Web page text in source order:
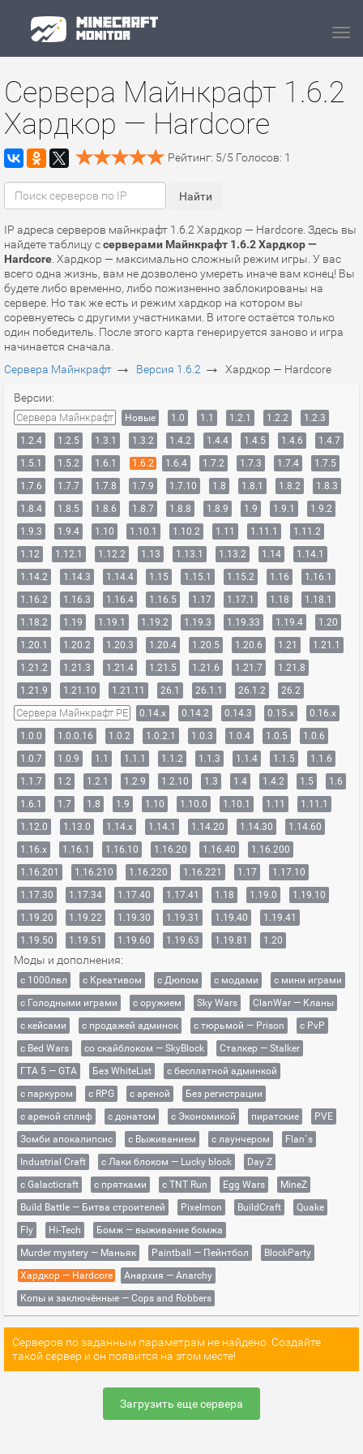
Сервера Майнкрафт 1.6.2
Хардкор — Hardcore
Рейтинг: 5/5 Голосов: 1
IP адреса серверов майнкрафт 1.6.2 Хардкор — Hardcore. Здесь вы
найдете таблицу ссерверами Майнкрафт 1.6.2 Хардкор —
Hardcore . Хардкор — максимально сложный режим игры. У вас
всего одна жизнь, вам не дозволено умереть иначе вам конец! Вы
будете либо временно, либо пожизненно заблокированы на
сервере. Но так же есть и режим хардкор на котором вы
соревнуетесь с другими участниками. В итоге остаётся только
один победитель. После этого карта генерируется заново и игра
начинается сначала.
Сервера Майнкрафт → Версия 1.6.2 → Хардкор — Hardcore
Версии:
Сервера Майнкрафт Новые 1.0 1.1 1.2.1 1.2.2
1.2.3
1.2.4
1.2.5 1.3.1 1.3.2 1.4.2 1.4.4 1.4.5 1.4.6
1.4.7
1.5.1
1.5.2 1.6.1 1.6.2 1.6.4 1.7.2 1.7.3 1.7.4
1.7.5
1.7.6
1.7.7 1.7.8 1.7.9 1.7.10 1.8 1.8.1 1.8.2
1.8.3
1.8.4
1.8.5 1.8.6 1.8.7 1.8.8 1.8.9 1.9 1.9.1
1.9.2
1.9.3
1.9.4 1.10 1.10.1 1.10.2 1.11 1.11.1
1.11.2
1.12
1.12.1 1.12.2 1.13 1.13.1 1.13.2 1.14
1.14.1
1.14.2
1.14.3 1.14.4 1.15 1.15.1 1.15.2 1.16
1.16.1
1.16.2
1.16.3 1.16.4 1.16.5 1.17 1.17.1 1.18
1.18.1
1.18.2
1.19 1.19.1 1.19.2 1.19.3 1.19.33 1.19.4
1.20
1.20.1
1.20.2 1.20.3 1.20.4 1.20.5 1.20.6 1.21
1.21.1
1.21.2
1.21.3 1.21.4 1.21.5 1.21.6 1.21.7
1.21.8
1.21.9
1.21.10 1.21.11 26.1 26.1.1 26.1.2 26.2
Сервера Майнкрафт PE 0.14.x 0.14.2 0.14.3 0.15.x
0.16.x
1.0.0
1.0.0.16 1.0.2 1.0.2.1 1.0.3 1.0.4 1.0.5
1.0.6
1.0.7
1.0.9 1.1 1.1.1 1.1.2 1.1.3 1.1.4 1.1.5
1.1.6
1.1.7
1.2 1.2.1 1.2.9 1.2.10 1.3 1.4 1.4.2 1.5
1.6
1.6.1
1.7 1.8 1.9 1.10 1.10.0 1.10.1 1.11
1.11.1
1.12.0
1.13.0 1.14.x 1.14.1 1.14.20 1.14.30
1.14.60
1.16.x
1.16.1 1.16.10 1.16.20 1.16.40
1.16.200
1.16.201
1.16.210 1.16.220 1.16.221 1.17
1.17.10
1.17.30
1.17.34 1.17.40 1.17.41 1.18 1.19.0
1.19.10
1.19.20
1.19.22 1.19.30 1.19.31 1.19.40
1.19.41
1.19.50
1.19.51 1.19.60 1.19.63 1.19.81 1.20
Моды и дополнения:
с 1000лвл c Креативом с Дюпом с модами
с мини играми
с Голодными играми
с оружием Sky Wars
ClanWar — Кланы
с кейсами
с продажей админок с тюрьмой — Prison
с PvP
с Bed Wars
со скайблоком — SkyBlock
Сталкер — Stalker
ГТА 5 — GTA
Без WhiteList
с бесплатной админкой
с паркуром
с RPG с ареной
Без регистрации
с ареной сплиф
с донатом с Экономикой пиратские
PVE
Зомби апокалипсис
с Выживанием с лаунчером
Flan`s
Industrial Craft
с Лаки блоком — Lucky block
Day Z
с Galacticraft
с прятками с TNT Run Egg Wars
MineZ
Build Battle — Битва строителей
Pixelmon BuildCraft
Quake
Fly
Hi-Tech
Бомж — выживание бомжа
Murder mystery — Маньяк
Paintball — Пейнтбол
BlockParty
Хардкор — Hardcore
Анархия — Anarchy
Копы и заключённые — Cops and Robbers
Серверов по заданным параметрам не найдено. Создайте
такой сервер и он появится на этом месте!
Загрузить еще сервера